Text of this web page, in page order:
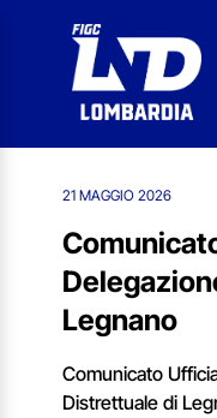
21 MAGGIO 2026
Legnano
Comunicato
Distrettuale di